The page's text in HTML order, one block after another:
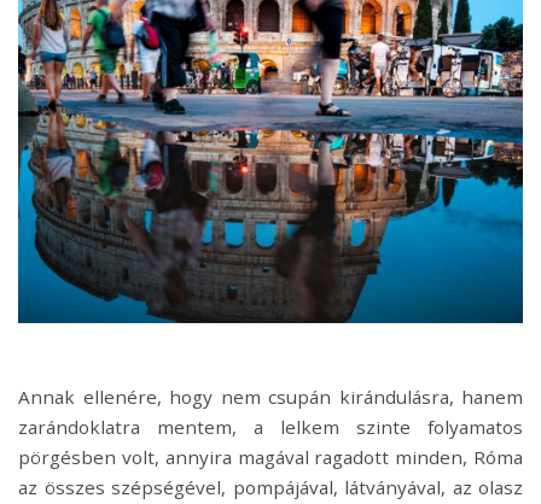
Annak ellenére, hogy nem csupán kirándulásra, hanem
zarándoklatra mentem, a lelkem szinte folyamatos
pörgésben volt, annyira magával ragadott minden, Róma
az összes szépségével, pompájával, látványával, az olasz